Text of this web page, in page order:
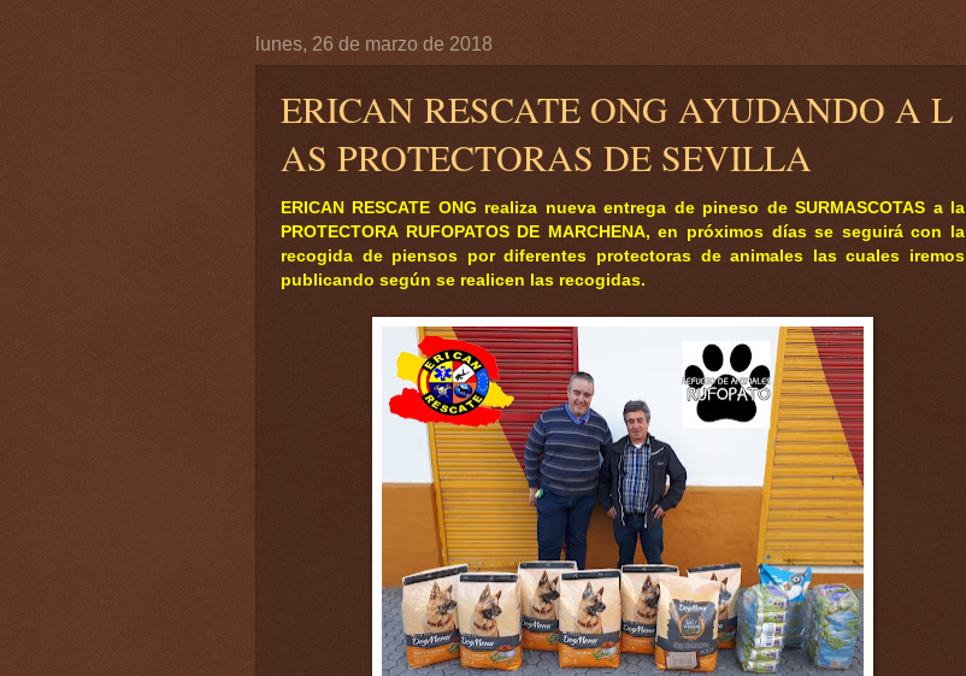
lunes, 26 de marzo de 2018
ERICAN RESCATE ONG AYUDANDO A L
AS PROTECTORAS DE SEVILLA
ERICAN RESCATE ONG realiza nueva entrega de pineso de SURMASCOTAS a la
PROTECTORA RUFOPATOS DE MARCHENA, en próximos días se seguirá con la
recogida de piensos por diferentes protectoras de animales las cuales iremos
publicando según se realicen las recogidas.